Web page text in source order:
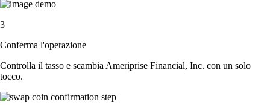
3
Conferma l'operazione
Controlla il tasso e scambia Ameriprise Financial, Inc. con un solo
tocco.